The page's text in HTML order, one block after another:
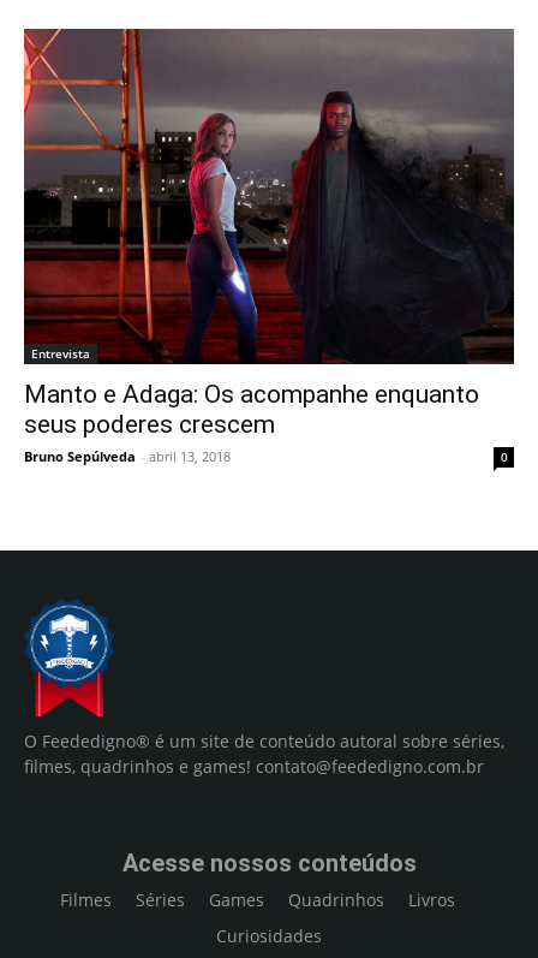
Entrevista
Manto e Adaga: Os acompanhe enquanto
seus poderes crescem
Bruno Sepúlveda - abril 13, 2018 0
O Feededigno® é um site de conteúdo autoral sobre séries,
filmes, quadrinhos e games! contato@feededigno.com.br
Acesse nossos conteúdos
Filmes Séries Games Quadrinhos
Livros
Curiosidades